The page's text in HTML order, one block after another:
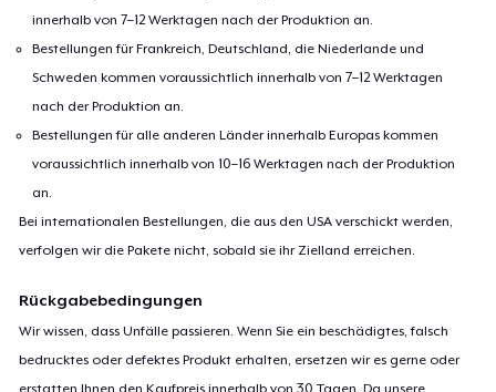
innerhalb von 7–12 Werktagen nach der Produktion an.
Bestellungen für Frankreich, Deutschland, die Niederlande und
Schweden kommen voraussichtlich innerhalb von 7–12 Werktagen
nach der Produktion an.
Bestellungen für alle anderen Länder innerhalb Europas kommen
voraussichtlich innerhalb von 10–16 Werktagen nach der Produktion
an.
Bei internationalen Bestellungen, die aus den USA verschickt werden,
verfolgen wir die Pakete nicht, sobald sie ihr Zielland erreichen.
Rückgabebedingungen
Wir wissen, dass Unfälle passieren. Wenn Sie ein beschädigtes, falsch
bedrucktes oder defektes Produkt erhalten, ersetzen wir es gerne oder
erstatten Ihnen den Kaufpreis innerhalb von 30 Tagen. Da unsere